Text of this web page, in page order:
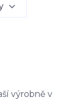
výrobně v